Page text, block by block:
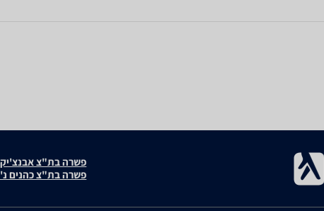
פשרה בת"צ אבנצ'יק נ' זאפ
פשרה בת"צ כהנים נ' זאפ